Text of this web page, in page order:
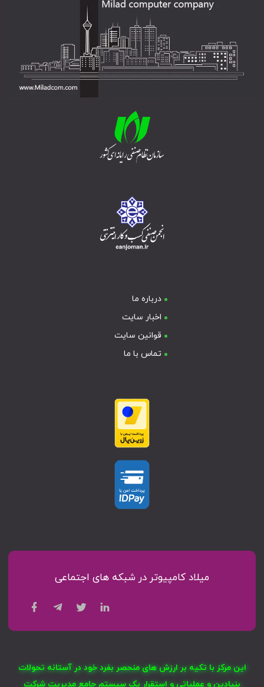
درباره ما
اخبار سایت
قوانین سایت
تماس با ما
میلاد کامپیوتر در شبکه های اجتماعی
این مرکز با تکیه بر ارزش های منحصر بفرد خود در آستانه تحولات
بنیادین و عملیاتی و استقرار یک سیستم جامع مدیریت شرکت